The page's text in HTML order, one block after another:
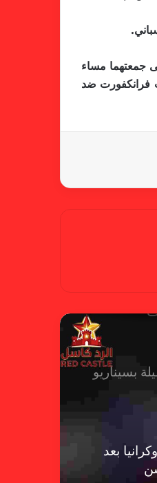
آينتراخت فرانكفورت الألماني بنتيجة 3 – 2، فى المباراة التى جمعتهما مساء
فرانكفورت ضد
للأندية
للسيدات 2026 الشيخة حياة
عن
إيقاف حكم
بسيناريو
بعد